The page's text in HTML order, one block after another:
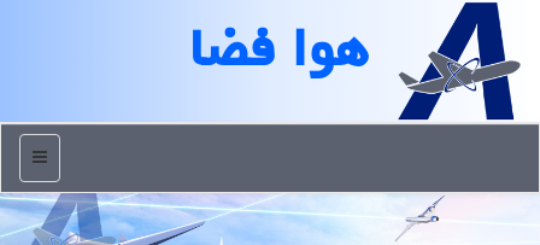
هوا فضا
منو